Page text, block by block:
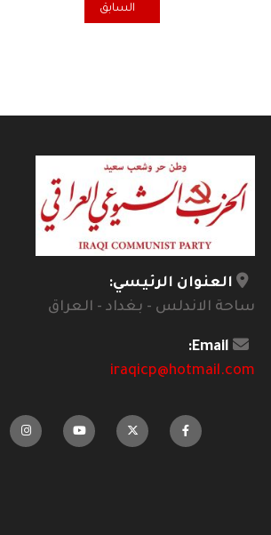
المقال السابق: بلاغ صادر
السابق
العنوان الرئيسي:
ساحة الاندلس - بغداد - العراق
Email:
iraqicp@hotmail.com